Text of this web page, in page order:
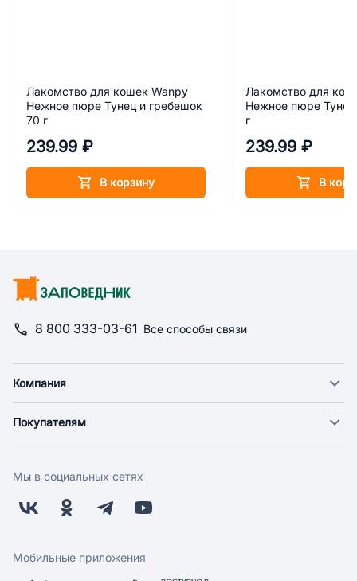
Лакомство для кошек Wanpy
Нежное пюре Тунец и гребешок
70 г
239.99 ₽
В корзину
Лакомство для
Нежное пюре Тунец
г
239.99 ₽
В
8 800 333-03-61 Все способы связи
Компания
Новости
Поставщикам
Заводчикам
Обратная связь
Покупателям
Оплата
Бонусная программа
Скидки и акции
Мы в социальных сетях
Мобильные приложения